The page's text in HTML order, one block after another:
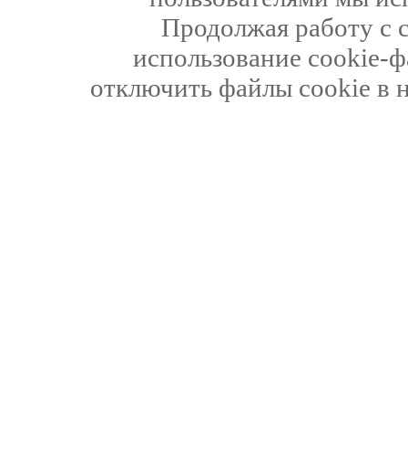
Продолжая работу с
использование cookie-
отключить файлы cookie в